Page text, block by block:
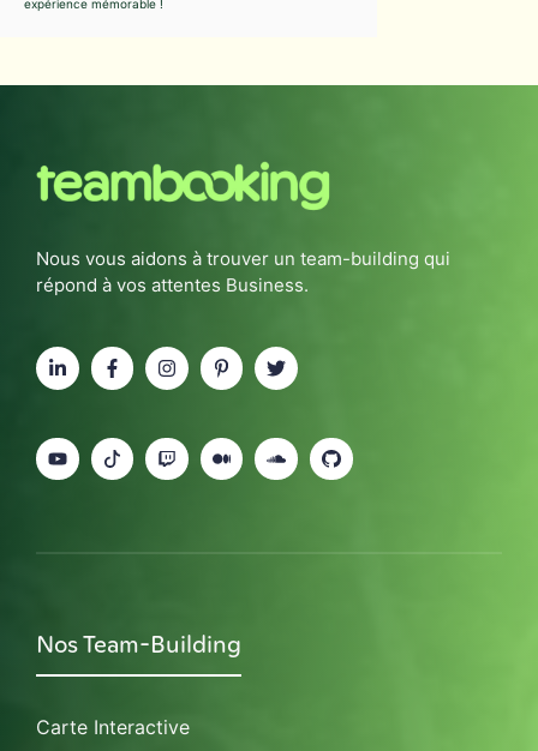
expérience mémorable !
Nous vous aidons à trouver un team-building qui
répond à vos attentes Business.
Nos Team-Building
Carte Interactive